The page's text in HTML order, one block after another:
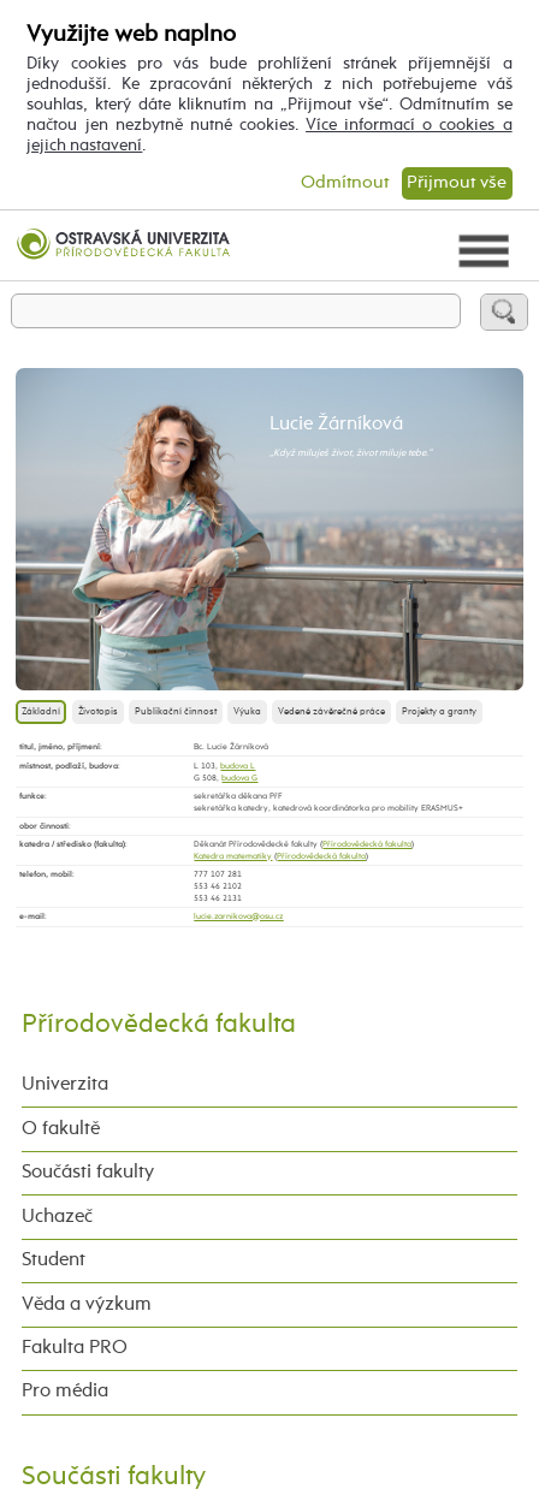
Využijte web naplno
Díky cookies pro vás bude prohlížení stránek příjemnější a
jednodušší. Ke zpracování některých z nich potřebujeme váš
souhlas, který dáte kliknutím na „Přijmout vše“. Odmítnutím se
načtou jen nezbytně nutné cookies.Více informací o cookies a
jejich nastavení
Přijmout vše
Odmítnout
Lucie Žárníková
„Když miluješ život, život miluje tebe.“
Základní Životopis Publikační činnost Výuka Vedené závěrečné práce Projekty a granty
titul, jméno, příjmení:
Bc. Lucie Žárníková
místnost, podlaží, budova: L 103,budova L
G 508,budova G
funkce:
sekretářka děkana PřF
sekretářka katedry, katedrová koordinátorka pro mobility ERASMUS+
obor činnosti:
katedra / středisko (fakulta): Děkanát Přírodovědecké fakulty (Přírodovědecká fakulta)
Katedra matematiky (Přírodovědecká fakulta)
telefon, mobil :
777 107 281
553 46 2102
553 46 2131
e-mail :
Přírodovědecká fakulta
Univerzita
O fakultě
Součásti fakulty
Uchazeč
Student
Věda a výzkum
Fakulta PRO
Pro média
Součásti fakulty